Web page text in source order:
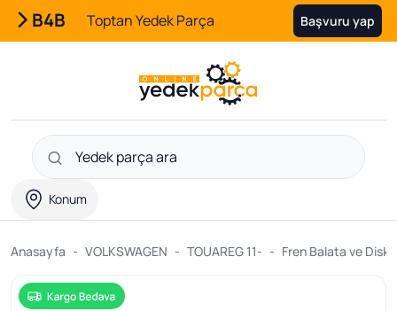
B4B Toptan Yedek Parça Başvuru yap
Konum
Anasayfa VOLKSWAGEN TOUAREG 11- Fren Balata ve Disk